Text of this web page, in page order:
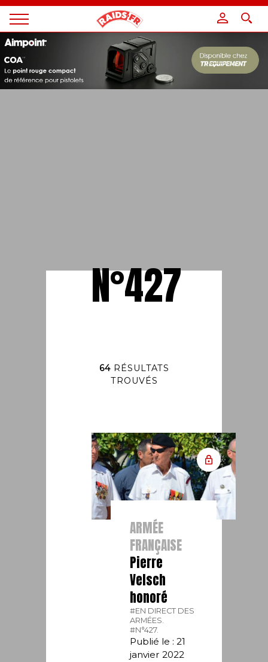
Magazine
Raids
N°427
64RÉSULTATS
TROUVÉS
ARMÉE
FRANÇAISE
Pierre
Velsch
honoré
#EN DIRECT DES
ARMÉES.
#N°427.
Publié le : 21
janvier 2022
Panneau de gestion des cookies